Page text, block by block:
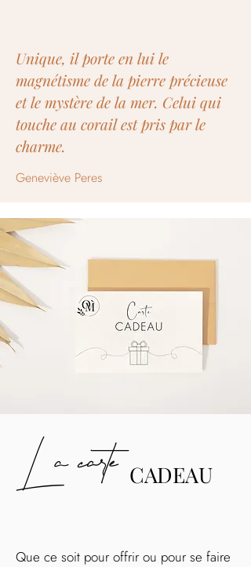
Unique, il porte en lui le
magnétisme de la pierre précieuse
et le mystère de la mer. Celui qui
touche au corail est pris par le
charme.
Geneviève Peres
La carte CADEAU
Que ce soit pour offrir ou pour se faire